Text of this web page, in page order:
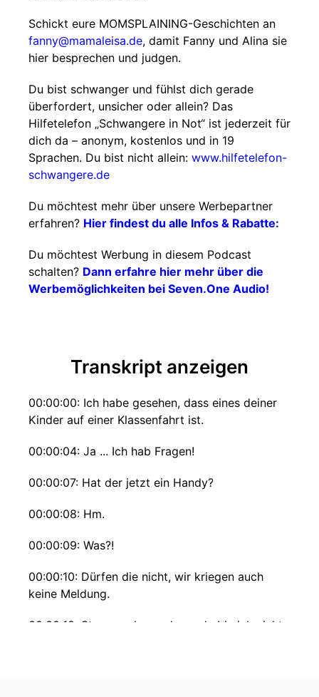
Schickt eure MOMSPLAINING-Geschichten an
fanny@mamaleisa.de, damit Fanny und Alina sie
hier besprechen und judgen.
Du bist schwanger und fühlst dich gerade
überfordert, unsicher oder allein? Das
Hilfetelefon „Schwangere in Not“ ist jederzeit für
dich da – anonym, kostenlos und in 19
Sprachen. Du bist nicht allein: www.hilfetelefon-
schwangere.de
Du möchtest mehr über unsere Werbepartner
erfahren? Hier findest du alle Infos & Rabatte:
Du möchtest Werbung in diesem Podcast
schalten? Dann erfahre hier mehr über die
Werbemöglichkeiten bei Seven.One Audio!
Transkript anzeigen
00:00:00: Ich habe gesehen, dass eines deiner
Kinder auf einer Klassenfahrt ist.
00:00:04: Ja ... Ich hab Fragen!
00:00:07: Hat der jetzt ein Handy?
00:00:08: Hm.
00:00:09: Was?!
00:00:10: Dürfen die nicht, wir kriegen auch
keine Meldung.
00:00:12: Stopp mal ganz kurz, da bin ich nicht